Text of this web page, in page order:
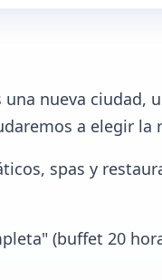
nueva ciudad,
a elegir la
spas y
(buffet 20